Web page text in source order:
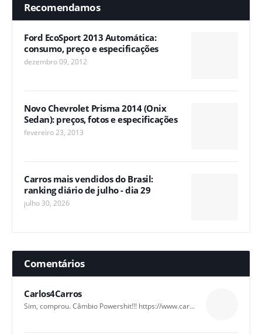
Recomendamos
Ford EcoSport 2013 Automática:
consumo, preço e especificações
dezembro 09, 2012
Novo Chevrolet Prisma 2014 (Onix
Sedan): preços, fotos e especificações
fevereiro 23, 2013
Carros mais vendidos do Brasil:
ranking diário de julho - dia 29
julho 30, 2026
Comentários
Carlos4Carros
Sim, comprou. Câmbio Powershit!!! https://www.car...